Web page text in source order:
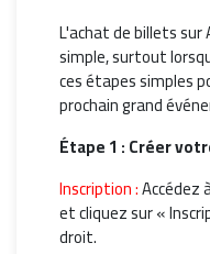
L'achat de billets
simple, surtout
ces étapes simples
prochain grand
Étape 1 : Créer
Inscription :Accédez
et cliquez sur «
droit.